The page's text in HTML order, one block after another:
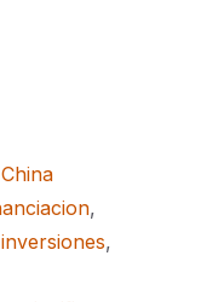
,
inversiones,